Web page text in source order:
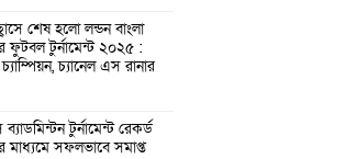
শেষ হলো লন্ডন বাংলা
ফুটবল টুর্নামেন্ট ২০২৫ :
চ্যানেল এস রানার
ব্যাডমিন্টন টুর্নামেন্ট রেকর্ড
মাধ্যমে সফলভাবে সমাপ্ত